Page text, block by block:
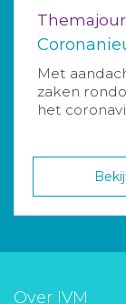
Met
zaken
het
Over IVM